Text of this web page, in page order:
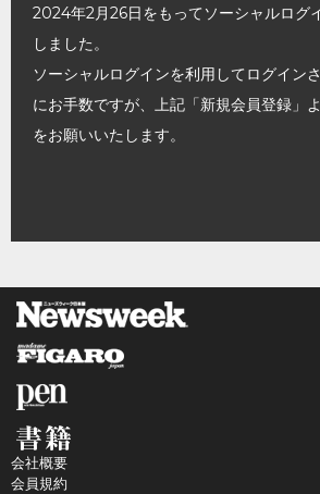
2024年2月26日をもってソーシャルログ
しました。
ソーシャルログインを利用してログイン
にお手数ですが、上記「新規会員登録」
をお願いいたします。
会社概要
会員規約